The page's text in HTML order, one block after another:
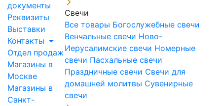
документы
Реквизиты
Выставки
Контакты
Отдел продаж
Магазины в
Москве
Магазины в
Санкт-
Свечи
Все товары Богослужебные свечи
Венчальные свечи Ново-
Иерусалимские свечи Номерные
свечи Пасхальные свечи
Праздничные свечи Свечи для
домашней молитвы Сувенирные
свечи